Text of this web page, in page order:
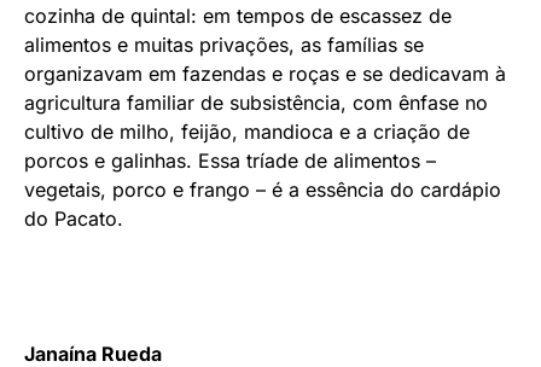
cozinha de quintal: em tempos de escassez de
alimentos e muitas privações, as famílias se
organizavam em fazendas e roças e se dedicavam à
agricultura familiar de subsistência, com ênfase no
cultivo de milho, feijão, mandioca e a criação de
porcos e galinhas. Essa tríade de alimentos –
vegetais, porco e frango – é a essência do cardápio
do Pacato.
Janaína Rueda